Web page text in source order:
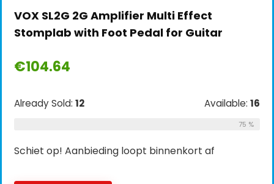
VOX SL2G 2G Amplifier Multi Effect
Stomplab with Foot Pedal for Guitar
€104.64
Already Sold: 12 Available: 16
75 %
Schiet op! Aanbieding loopt binnenkort af